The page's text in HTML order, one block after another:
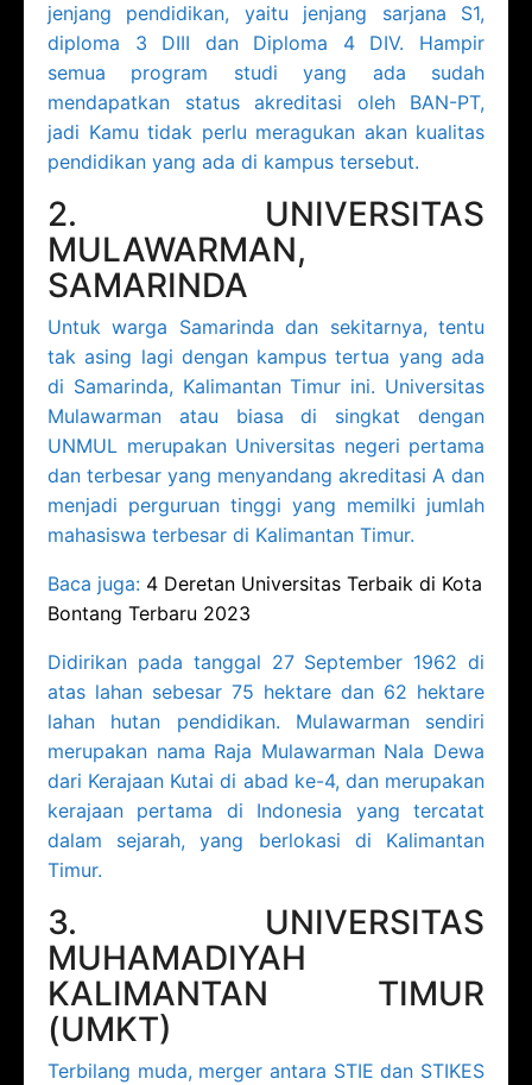
jenjang pendidikan, yaitu jenjang sarjana S1,
diploma 3 DIII dan Diploma 4 DIV. Hampir
semua program studi yang ada sudah
mendapatkan status akreditasi oleh BAN-PT,
jadi Kamu tidak perlu meragukan akan kualitas
pendidikan yang ada di kampus tersebut.
2. UNIVERSITAS
MULAWARMAN,
SAMARINDA
Untuk warga Samarinda dan sekitarnya, tentu
tak asing lagi dengan kampus tertua yang ada
di Samarinda, Kalimantan Timur ini. Universitas
Mulawarman atau biasa di singkat dengan
UNMUL merupakan Universitas negeri pertama
dan terbesar yang menyandang akreditasi A dan
menjadi perguruan tinggi yang memilki jumlah
mahasiswa terbesar di Kalimantan Timur.
Baca juga: 4 Deretan Universitas Terbaik di Kota
Bontang Terbaru 2023
Didirikan pada tanggal 27 September 1962 di
atas lahan sebesar 75 hektare dan 62 hektare
lahan hutan pendidikan. Mulawarman sendiri
merupakan nama Raja Mulawarman Nala Dewa
dari Kerajaan Kutai di abad ke-4, dan merupakan
kerajaan pertama di Indonesia yang tercatat
dalam sejarah, yang berlokasi di Kalimantan
Timur.
3. UNIVERSITAS
MUHAMADIYAH
KALIMANTAN TIMUR
(UMKT)
Terbilang muda, merger antara STIE dan STIKES